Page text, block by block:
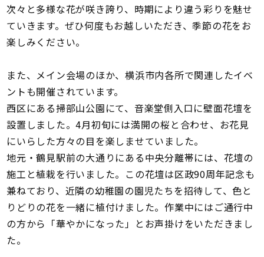
次々と多様な花が咲き誇り、時期により違う彩りを魅せ
ていきます。ぜひ何度もお越しいただき、季節の花をお
楽しみください。
また、メイン会場のほか、横浜市内各所で関連したイベ
ントも開催されています。
西区にある掃部山公園にて、音楽堂側入口に壁面花壇を
設置しました。4月初旬には満開の桜と合わせ、お花見
にいらした方々の目を楽しませていました。
地元・鶴見駅前の大通りにある中央分離帯には、花壇の
施工と植栽を行いました。この花壇は区政90周年記念も
兼ねており、近隣の幼稚園の園児たちを招待して、色と
りどりの花を一緒に植付けました。作業中にはご通行中
の方から「華やかになった」とお声掛けをいただきまし
た。